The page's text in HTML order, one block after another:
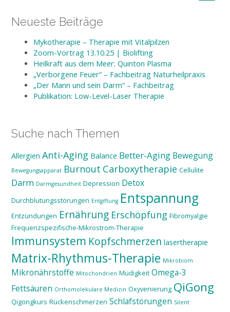
Neueste Beiträge
Mykotherapie – Therapie mit Vitalpilzen
Zoom-Vortrag 13.10.25 | Biolifting
Heilkraft aus dem Meer: Quinton Plasma
„Verborgene Feuer“ – Fachbeitrag Naturheilpraxis
„Der Mann und sein Darm“ – Fachbeitrag
Publikation: Low-Level-Laser Therapie
Suche nach Themen
Allergien Anti-Aging Balance Better-Aging Bewegung
Bewegungsapparat Burnout Carboxytherapie Cellulite
Darm Darmgesundheit Depression Detox
Durchblutungsstörungen Entgiftung Entspannung
Entzündungen Ernährung Erschöpfung Fibromyalgie
Frequenzspezifische-Mikrostrom-Therapie
Immunsystem Kopfschmerzen lasertherapie
Matrix-Rhythmus-Therapie Mikrobiom
Mikronährstoffe Mitochondrien Müdigkeit Omega-3
Fettsäuren Orthomolekulare Medizin Oxyvenierung QiGong
Qigongkurs Rückenschmerzen Schlafstörungen Silent